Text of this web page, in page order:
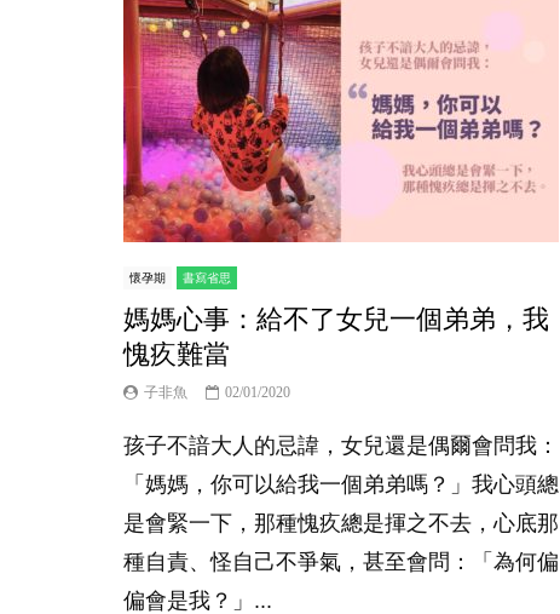
懷孕期 書寫省思
媽媽心事：給不了女兒一個弟弟，我
愧疚難當
子非魚 02/01/2020
孩子不諳大人的忌諱，女兒還是偶爾會問我：
「媽媽，你可以給我一個弟弟嗎？」我心頭總
是會緊一下，那種愧疚總是揮之不去，心底那
種自責、怪自己不爭氣，甚至會問：「為何偏
偏會是我？」...